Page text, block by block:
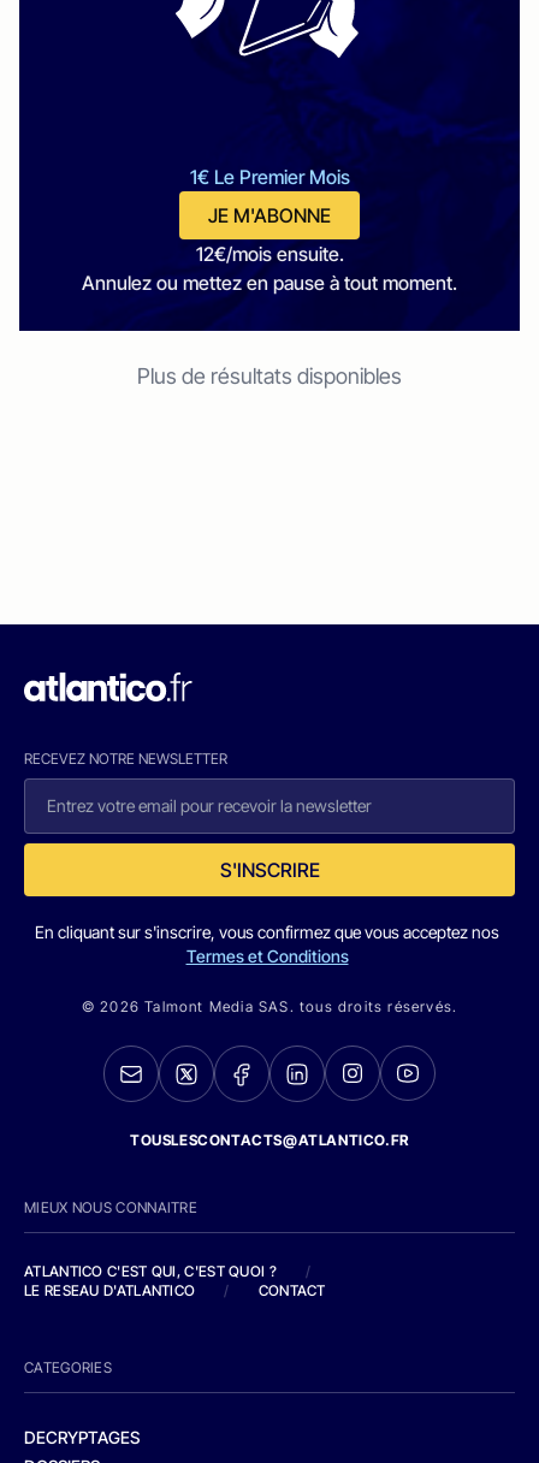
1€ Le Premier Mois
JE M'ABONNE
12€/mois ensuite.
Annulez ou mettez en pause à tout moment.
Plus de résultats disponibles
RECEVEZ NOTRE NEWSLETTER
S'INSCRIRE
En cliquant sur s'inscrire, vous confirmez que vous acceptez nos
Termes et Conditions
© 2026 Talmont Media SAS. tous droits réservés.
TOUSLESCONTACTS@ATLANTICO.FR
MIEUX NOUS CONNAITRE
ATLANTICO C'EST QUI, C'EST QUOI ?
/
LE RESEAU D'ATLANTICO
/ CONTACT
CATEGORIES
DECRYPTAGES